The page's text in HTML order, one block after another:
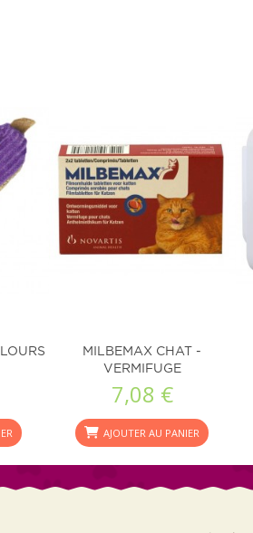
MILBEMAX CHAT -
VERMIFUGE
7,08 €
AJOUTER AU PANIER